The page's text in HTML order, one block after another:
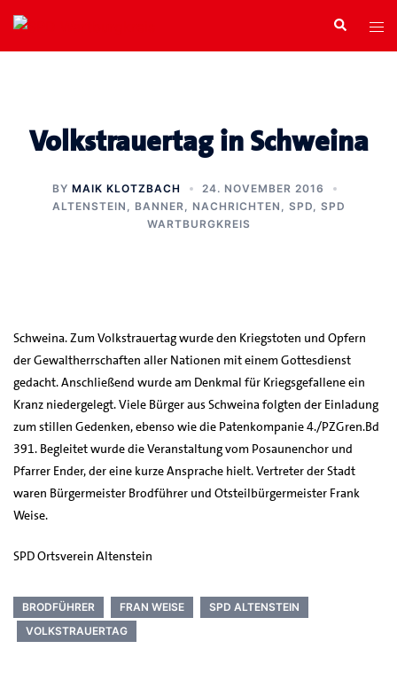
Zum
Inhalt
springen
Search
Volkstrauertag in Schweina
BY MAIK KLOTZBACH
24. NOVEMBER 2016
ALTENSTEIN
BANNER NACHRICHTEN SPD
SPD
WARTBURGKREIS
Schweina. Zum Volkstrauertag wurde den Kriegstoten und Opfern
der Gewaltherrschaften aller Nationen mit einem Gottesdienst
gedacht. Anschließend wurde am Denkmal für Kriegsgefallene ein
Kranz niedergelegt. Viele Bürger aus Schweina folgten der Einladung
zum stillen Gedenken, ebenso wie die Patenkompanie 4./PZGren.Bd
391. Begleitet wurde die Veranstaltung vom Posaunenchor und
Pfarrer Ender, der eine kurze Ansprache hielt. Vertreter der Stadt
waren Bürgermeister Brodführer und Otsteilbürgermeister Frank
Weise.
SPD Ortsverein Altenstein
BRODFÜHRER FRAN WEISE
SPD ALTENSTEIN
VOLKSTRAUERTAG